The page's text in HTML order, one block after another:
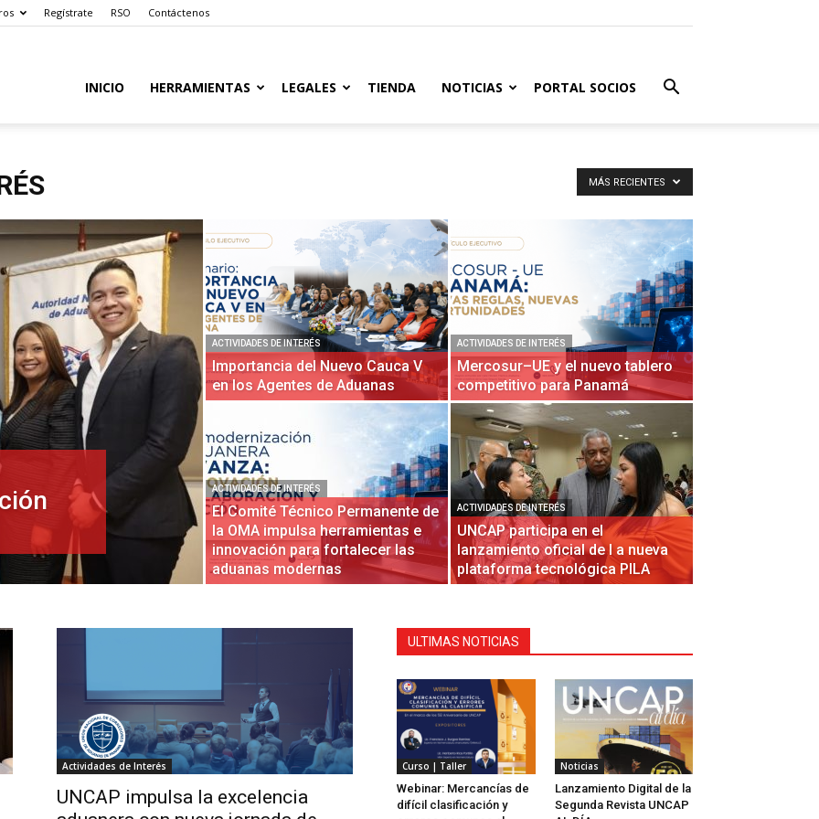
Regístrate RSO Contáctenos
INICIO HERRAMIENTAS LEGALES TIENDA NOTICIAS PORTAL SOCIOS
MÁS RECIENTES
ACTIVIDADES DE INTERÉS
Importancia del Nuevo Cauca V
en los Agentes de Aduanas
ACTIVIDADES DE INTERÉS
Mercosur–UE y el nuevo tablero
competitivo para Panamá
ACTIVIDADES DE INTERÉS
El Comité Técnico Permanente de
la OMA impulsa herramientas e
innovación para fortalecer las
aduanas modernas
ACTIVIDADES DE INTERÉS
UNCAP participa en el
lanzamiento oficial de l a nueva
plataforma tecnológica PILA
Actividades de Interés
UNCAP impulsa la excelencia
ULTIMAS NOTICIAS
Curso | Taller
Webinar: Mercancías de
difícil clasificación y
Noticias
Lanzamiento Digital de la
Segunda Revista UNCAP